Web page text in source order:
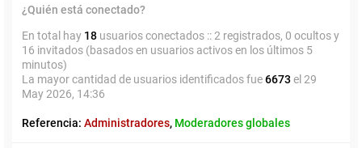
¿Quién está conectado?
En total hay 18 usuarios conectados :: 2 registrados, 0 ocultos y
16 invitados (basados en usuarios activos en los últimos 5
minutos)
La mayor cantidad de usuarios identificados fue6673 el 29
May 2026, 14:36
Referencia: Administradores, Moderadores globales